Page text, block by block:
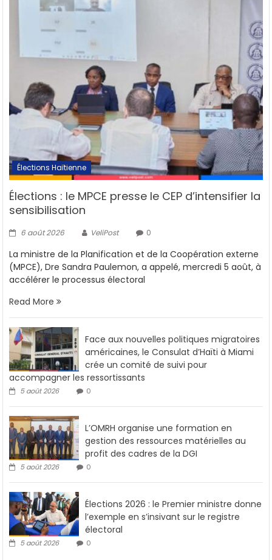
Élections Haïtienne
Élections : le MPCE presse le CEP d’intensifier la
sensibilisation
6 août 2026 VeliPost 0
La ministre de la Planification et de la Coopération externe
(MPCE), Dre Sandra Paulemon, a appelé, mercredi 5 août, à
accélérer le processus électoral
Read More
Face aux nouvelles politiques migratoires
américaines, le Consulat d’Haïti à Miami
crée un comité de suivi pour
accompagner les ressortissants
5 août 2026 0
L’OMRH organise une formation en
gestion des ressources matérielles au
profit des cadres de la DGI
5 août 2026 0
Élections 2026 : le Premier ministre donne
l’exemple en s’insivant sur le registre
électoral
5 août 2026 0